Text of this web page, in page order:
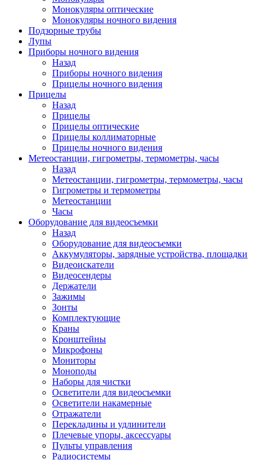
Монокуляры оптические
Монокуляры ночного видения
Подзорные трубы
Лупы
Приборы ночного видения
Назад
Приборы ночного видения
Прицелы ночного видения
Прицелы
Назад
Прицелы
Прицелы оптические
Прицелы коллиматорные
Прицелы ночного видения
Метеостанции, гигрометры, термометры, часы
Назад
Метеостанции, гигрометры, термометры, часы
Гигрометры и термометры
Метеостанции
Часы
Оборудование для видеосъемки
Назад
Оборудование для видеосъемки
Аккумуляторы, зарядные устройства, площадки
Видеоискатели
Видеосендеры
Держатели
Зажимы
Зонты
Комплектующие
Краны
Кронштейны
Микрофоны
Мониторы
Моноподы
Наборы для чистки
Осветители для видеосъемки
Осветители накамерные
Отражатели
Перекладины и удлинители
Плечевые упоры, аксессуары
Пульты управления
Радиосистемы